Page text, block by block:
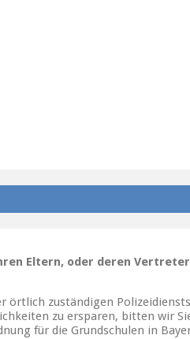
Eltern, oder deren
zuständigen
zu ersparen, bitten wir
für die Grundschulen in